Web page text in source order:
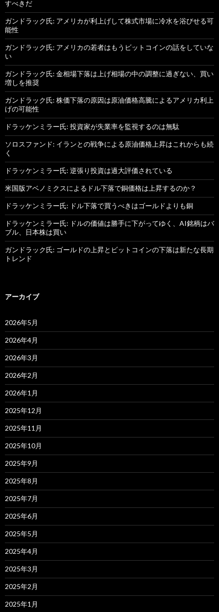
すべきだ
ガンドラック氏: アメリカが利上げして株式市場に冷水を浴びせる可
能性
ガンドラック氏: アメリカの若者はもうビットコインの話をしていな
い
ガンドラック氏: 金相場下落は上げ相場の中の調整に過ぎない、買い
増しを推奨
ガンドラック氏: 株価下落の原因は原油価格高騰によるアメリカ利上
げの可能性
ドラッケンミラー氏: 投資家が失業率を監視するのは無駄
ソロスファンド: イランとの戦争による原油価格上昇はこれからも続
く
ドラッケンミラー氏: 逆張り投資は過大評価されている
米国版アベノミクスによるドル下落で銅価格は上昇するのか？
ドラッケンミラー氏: ドル下落で買うべきはゴールドよりも銅
ドラッケンミラー氏: ドルの価値は勝手に下がってゆく、AI銘柄はバ
ブル、日本株は買い
ガンドラック氏: ゴールドの上昇とビットコインの下落は新たな長期
トレンド
アーカイブ
2026年5月
2026年4月
2026年3月
2026年2月
2026年1月
2025年12月
2025年11月
2025年10月
2025年9月
2025年8月
2025年7月
2025年6月
2025年5月
2025年4月
2025年3月
2025年2月
2025年1月